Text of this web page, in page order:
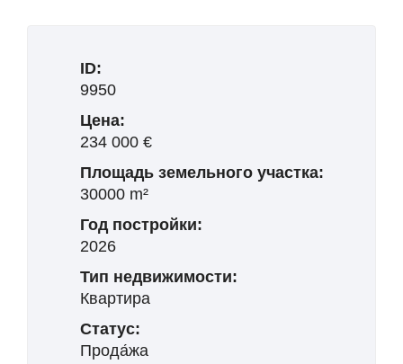
ID:
9950
Цена:
234 000 €
Площадь земельного участка:
30000 m²
Год постройки:
2026
Тип недвижимости:
Квартира
Статус:
Прода́жа